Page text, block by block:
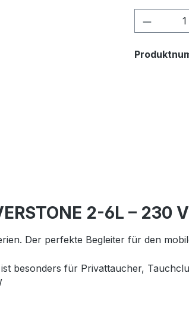
2-6L – 230
Der perfekte Begleiter für den
besonders für Privattaucher,